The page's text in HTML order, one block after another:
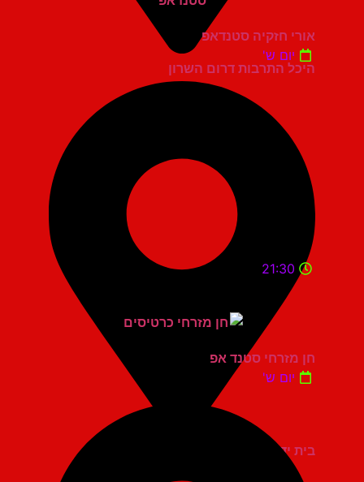
היכל התרבות דרום השרון
אורי חזקיה סטנדאפ
יום ש'
בית יד לבנים אשדוד
21:30
חן מזרחי סטנד אפ
יום ש'